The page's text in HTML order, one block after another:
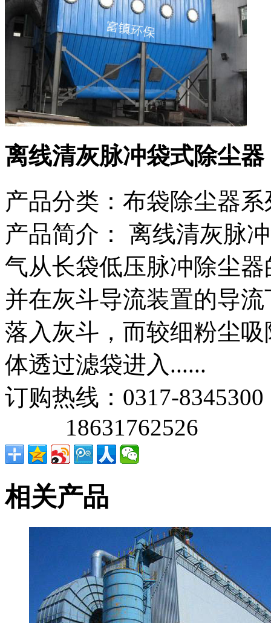
离线清灰脉冲袋式除尘器
产品分类： 布袋除尘器系
产品简介：
离线清灰脉
气从长袋低压脉冲除尘
并在灰斗导流装置的导
落入灰斗，而较细粉尘
体透过滤袋进入......
订购热线： 0317-8345300
18631762526
相关产品